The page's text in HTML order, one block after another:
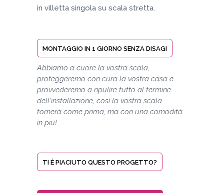
in villetta singola su scala stretta.
MONTAGGIO IN 1 GIORNO SENZA DISAGI
Abbiamo a cuore la vostra scala,
proteggeremo con cura la vostra casa e
provvederemo a ripulire tutto al termine
dell'installazione, così la vostra scala
tornerà come prima, ma con una comodità
in più!
TI È PIACIUTO QUESTO PROGETTO?